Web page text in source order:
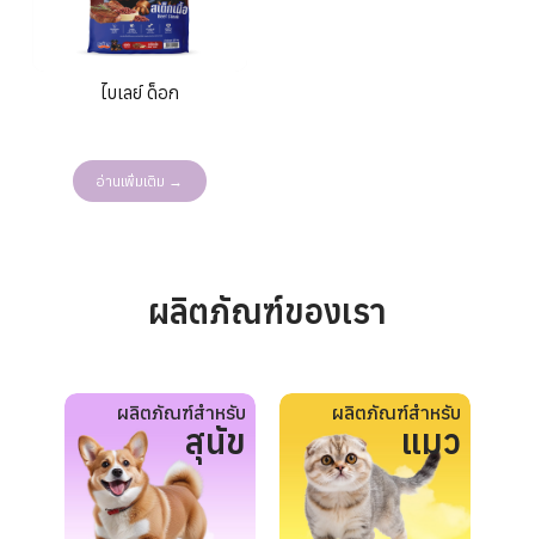
ไบเลย์ ด็อก
อ่านเพิ่มเติม →
ผลิตภัณฑ์ของเรา
ผลิตภัณฑ์สำหรับ
สุนัข
ผลิตภัณฑ์สำหรับ
แมว